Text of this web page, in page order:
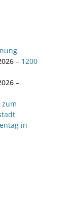
– 1200
–
zum
in